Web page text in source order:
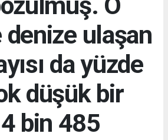
denize ulaşan
da yüzde
düşük bir
bin 485